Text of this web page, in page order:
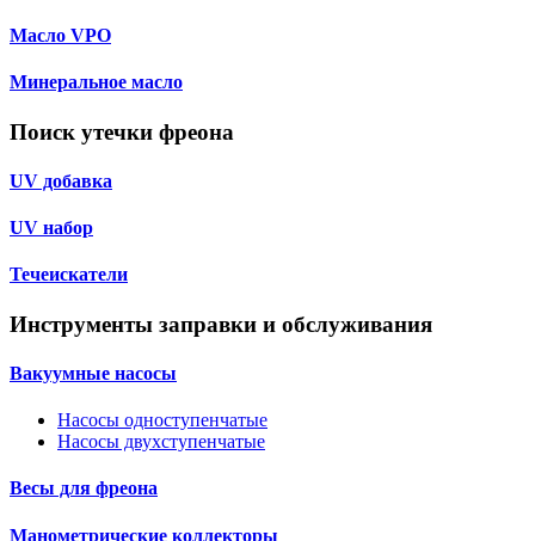
Масло VPO
Минеральное масло
Поиск утечки фреона
UV добавка
UV набор
Течеискатели
Инструменты заправки и обслуживания
Вакуумные насосы
Насосы одноступенчатые
Насосы двухступенчатые
Весы для фреона
Манометрические коллекторы